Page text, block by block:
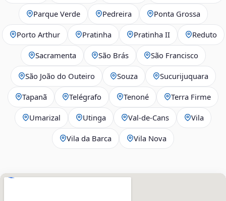
Parque Verde Pedreira Ponta Grossa
Porto Arthur Pratinha Pratinha II Reduto
Sacramenta São Brás São Francisco
São João do Outeiro Souza Sucurijuquara
Tapanã Telégrafo Tenoné Terra Firme
Umarizal Utinga Val-de-Cans Vila
Vila da Barca Vila Nova